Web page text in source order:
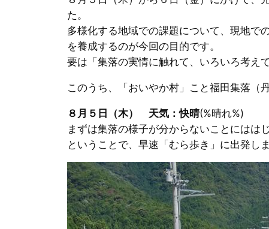
た。
多様化する地域での課題について、現地で
を養成するのが今回の目的です。
要は「集落の実情に触れて、いろいろ考え
このうち、「おいやか村」こと福田集落（
８月５日（木） 天気：快晴(%晴れ%)
まずは集落の様子が分からないことにはは
ということで、早速「むら歩き」に出発しま